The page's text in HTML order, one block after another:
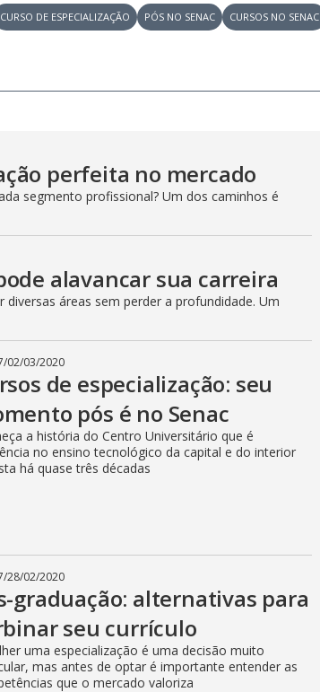
CURSO DE ESPECIALIZAÇÃO PÓS NO SENAC CURSOS NO SENAC
perfeita no mercado
segmento profissional? Um dos caminhos é
alavancar sua carreira
áreas sem perder a profundidade. Um
/02/03/2020
de especialização: seu
pós é no Senac
a história do Centro Universitário que é
no ensino tecnológico da capital e do interior
há quase três décadas
/28/02/2020
graduação: alternativas para
seu currículo
uma especialização é uma decisão muito
mas antes de optar é importante entender as
que o mercado valoriza